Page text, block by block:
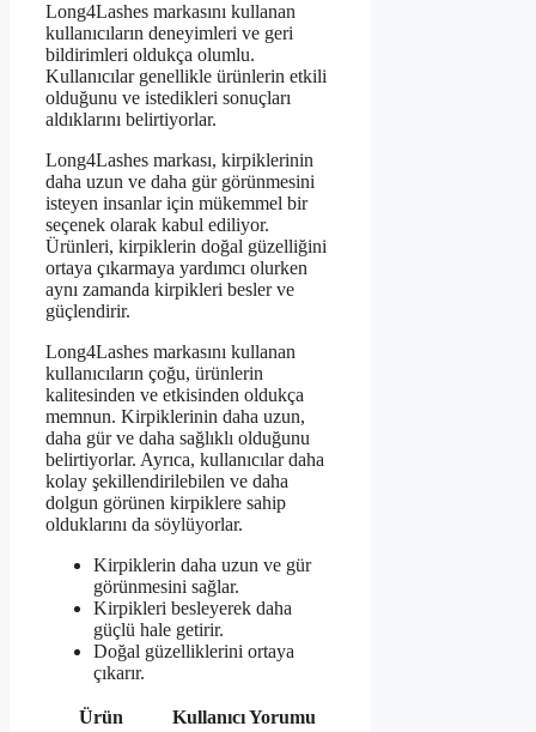
Long4Lashes markasını kullanan
kullanıcıların deneyimleri ve geri
bildirimleri oldukça olumlu.
Kullanıcılar genellikle ürünlerin etkili
olduğunu ve istedikleri sonuçları
aldıklarını belirtiyorlar.
Long4Lashes markası, kirpiklerinin
daha uzun ve daha gür görünmesini
isteyen insanlar için mükemmel bir
seçenek olarak kabul ediliyor.
Ürünleri, kirpiklerin doğal güzelliğini
ortaya çıkarmaya yardımcı olurken
aynı zamanda kirpikleri besler ve
güçlendirir.
Long4Lashes markasını kullanan
kullanıcıların çoğu, ürünlerin
kalitesinden ve etkisinden oldukça
memnun. Kirpiklerinin daha uzun,
daha gür ve daha sağlıklı olduğunu
belirtiyorlar. Ayrıca, kullanıcılar daha
kolay şekillendirilebilen ve daha
dolgun görünen kirpiklere sahip
olduklarını da söylüyorlar.
Kirpiklerin daha uzun ve gür
görünmesini sağlar.
Kirpikleri besleyerek daha
güçlü hale getirir.
Doğal güzelliklerini ortaya
çıkarır.
Ürün Kullanıcı Yorumu